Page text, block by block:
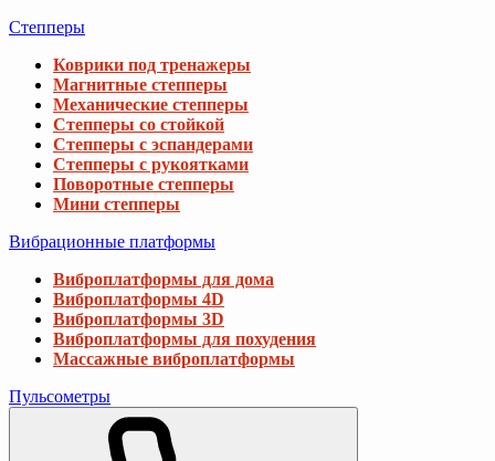
Степперы
Коврики под тренажеры
Магнитные степперы
Механические степперы
Степперы со стойкой
Степперы с эспандерами
Степперы с рукоятками
Поворотные степперы
Мини степперы
Вибрационные платформы
Виброплатформы для дома
Виброплатформы 4D
Виброплатформы 3D
Виброплатформы для похудения
Массажные виброплатформы
Пульсометры